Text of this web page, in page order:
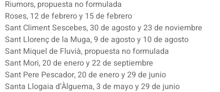
Riumors, propuesta no formulada
Roses, 12 de febrero y 15 de febrero
Sant Climent Sescebes, 30 de agosto y 23 de noviembre
Sant Llorenç de la Muga, 9 de agosto y 10 de agosto
Sant Miquel de Fluvià, propuesta no formulada
Sant Mori, 20 de enero y 22 de septiembre
Sant Pere Pescador, 20 de enero y 29 de junio
Santa Llogaia d’Àlguema, 3 de mayo y 29 de junio